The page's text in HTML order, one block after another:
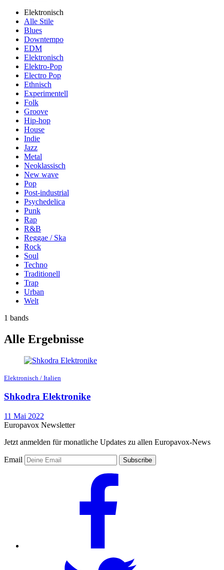
Elektronisch
Alle Stile
Blues
Downtempo
EDM
Elektronisch
Elektro-Pop
Electro Pop
Ethnisch
Experimentell
Folk
Groove
Hip-hop
House
Indie
Jazz
Metal
Neoklassisch
New wave
Pop
Post-industrial
Psychedelica
Punk
Rap
R&B
Reggae / Ska
Rock
Soul
Techno
Traditionell
Trap
Urban
Welt
1 bands
Alle Ergebnisse
Elektronisch / Italien
Shkodra Elektronike
11 Mai 2022
Europavox Newsletter
Jetzt anmelden für monatliche Updates zu allen Europavox-News
Email Subscribe